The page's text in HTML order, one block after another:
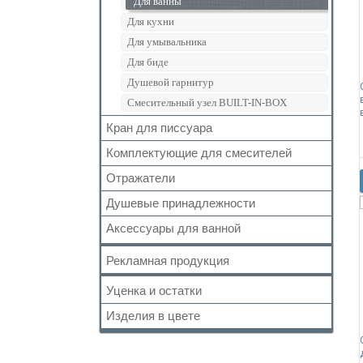
Сиденье для унитаза
Для кухни
Для умывальника
Для биде
Душевой гарнитур
Смесительный узел BUILT-IN-BOX
Кран для писсуара
Комплектующие для смесителей
Аэратор
Гусак (излив)
Дивертор
Кран-буксы
Кронштейн
Маховики
Отвод
Отражатели
Душевые принадлежности
Душевая головка
Душевая лейка
Душевая лейка с подсветкой
Душевая стойка
Стойка для стационарного душа
Аксессуары для ванной
Дозатор жидкого мыла
Карниз для полотенец
Кольцо
Крючок
Рекламная продукция
Уценка и остатки
Складские остатки
Уценённый товар
Изделия в цвете